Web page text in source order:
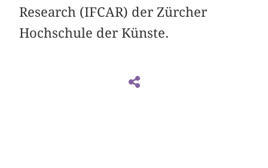
Research (IFCAR) der Zürcher
Hochschule der Künste.